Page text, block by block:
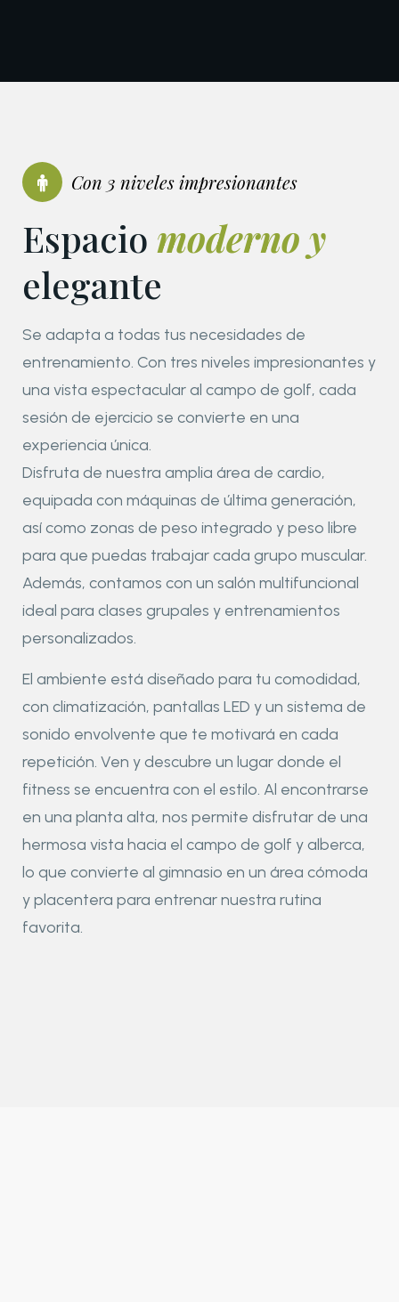
Con 3 niveles impresionantes
Espacio moderno y
elegante
Se adapta a todas tus necesidades de
entrenamiento. Con tres niveles impresionantes y
una vista espectacular al campo de golf, cada
sesión de ejercicio se convierte en una
experiencia única.
Disfruta de nuestra amplia área de cardio,
equipada con máquinas de última generación,
así como zonas de peso integrado y peso libre
para que puedas trabajar cada grupo muscular.
Además, contamos con un salón multifuncional
ideal para clases grupales y entrenamientos
personalizados.
El ambiente está diseñado para tu comodidad,
con climatización, pantallas LED y un sistema de
sonido envolvente que te motivará en cada
repetición. Ven y descubre un lugar donde el
fitness se encuentra con el estilo. Al encontrarse
en una planta alta, nos permite disfrutar de una
hermosa vista hacia el campo de golf y alberca,
lo que convierte al gimnasio en un área cómoda
y placentera para entrenar nuestra rutina
favorita.